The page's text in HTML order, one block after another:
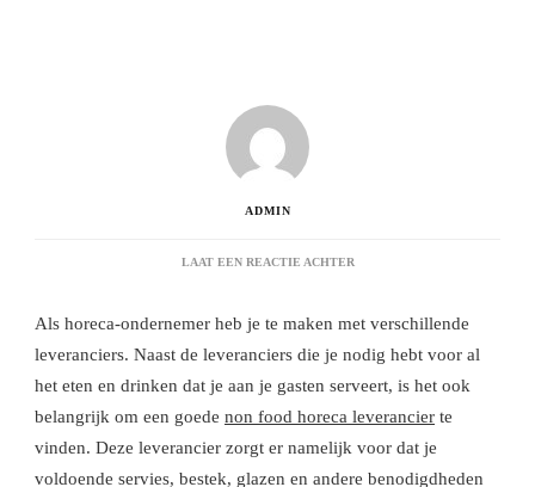
ADMIN
LAAT EEN REACTIE ACHTEROP
FOOD
LEVERANCIER
VINDEN?
IS
ZO
MET
Als horeca-ondernemer heb je te maken met verschillende
leveranciers. Naast de leveranciers die je nodig hebt voor al
het eten en drinken dat je aan je gasten serveert, is het ook
belangrijk om een goede non food horeca leverancier te
vinden. Deze leverancier zorgt er namelijk voor dat je
voldoende servies, bestek, glazen en andere benodigdheden